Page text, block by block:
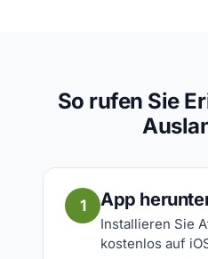
So rufen Sie
1 App
Installieren Sie
kostenlos auf